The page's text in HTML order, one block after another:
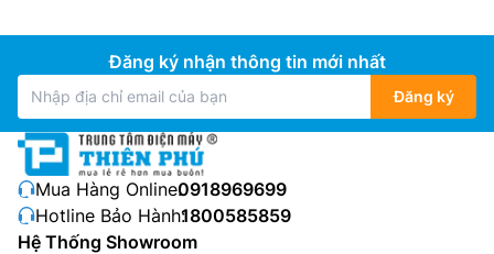
Đăng ký nhận thông tin mới nhất
Đăng ký
Mua Hàng Online:0918969699
Hotline Bảo Hành:1800585859
Hệ Thống Showroom